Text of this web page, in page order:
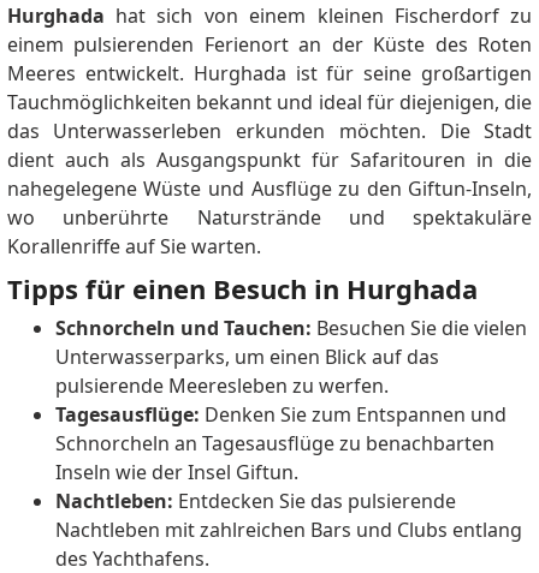
Hurghada hat sich von einem kleinen Fischerdorf zu
einem pulsierenden Ferienort an der Küste des Roten
Meeres entwickelt. Hurghada ist für seine großartigen
Tauchmöglichkeiten bekannt und ideal für diejenigen, die
das Unterwasserleben erkunden möchten. Die Stadt
dient auch als Ausgangspunkt für Safaritouren in die
nahegelegene Wüste und Ausflüge zu den Giftun-Inseln,
wo unberührte Naturstrände und spektakuläre
Korallenriffe auf Sie warten.
Tipps für einen Besuch in Hurghada
Schnorcheln und Tauchen: Besuchen Sie die vielen
Unterwasserparks, um einen Blick auf das
pulsierende Meeresleben zu werfen.
Tagesausflüge: Denken Sie zum Entspannen und
Schnorcheln an Tagesausflüge zu benachbarten
Inseln wie der Insel Giftun.
Nachtleben: Entdecken Sie das pulsierende
Nachtleben mit zahlreichen Bars und Clubs entlang
des Yachthafens.